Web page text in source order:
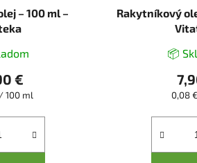
– 100 ml –
€
100 ml
Rakytníkový
📦
0,08